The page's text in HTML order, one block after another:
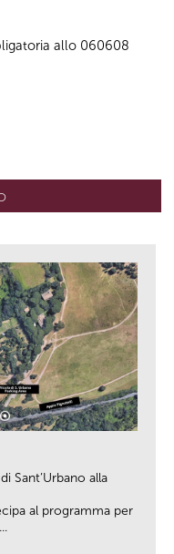
allo 060608
Sant’Urbano alla
al programma per